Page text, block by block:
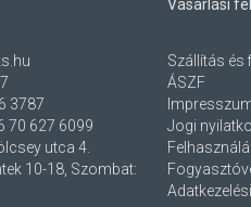
3787
70 627 6099
utca 4.
10-18, Szombat:
Vásárlási
Szállítás és
ÁSZF
Jogi